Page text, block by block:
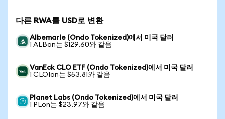
다른 RWA를 USD로 변환
Albemarle (Ondo Tokenized)에서 미국 달러
1 ALBon는 $129.60와 같음
VanEck CLO ETF (Ondo Tokenized)에서 미국 달러
1 CLOIon는 $53.81와 같음
Planet Labs (Ondo Tokenized)에서 미국 달러
1 PLon는 $23.97와 같음